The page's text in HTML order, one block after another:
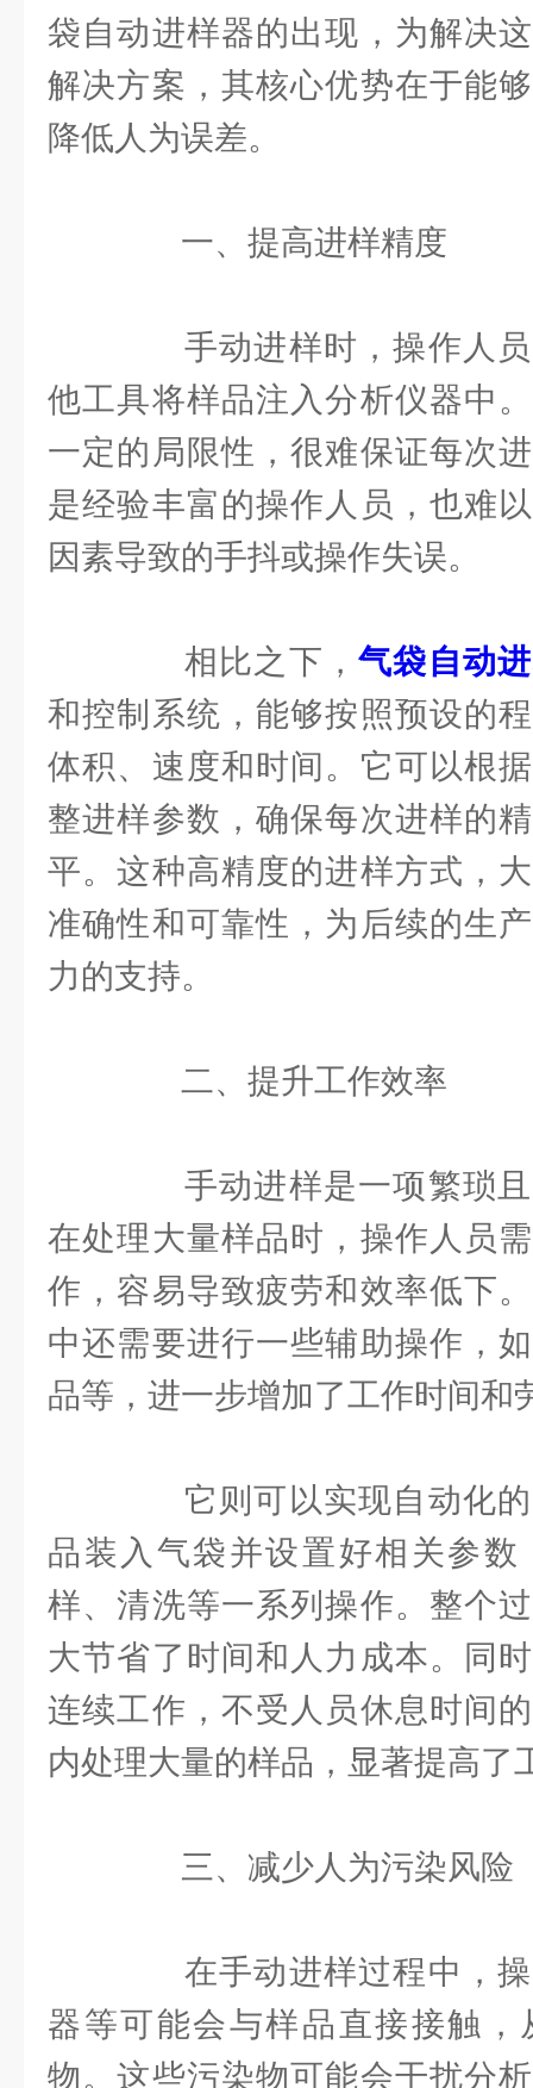
袋自动进样器的出现，为解决
解决方案，其核心优势在于能
降低人为误差。
一、提高进样精度
手动进样时，操作人员
他工具将样品注入分析仪器中
一定的局限性，很难保证每次
是经验丰富的操作人员，也难
因素导致的手抖或操作失误。
相比之下，气袋自动
和控制系统，能够按照预设的
体积、速度和时间。它可以根
整进样参数，确保每次进样的
平。这种高精度的进样方式，
准确性和可靠性，为后续的生
力的支持。
二、提升工作效率
手动进样是一项繁琐且
在处理大量样品时，操作人员
作，容易导致疲劳和效率低下
中还需要进行一些辅助操作，
品等，进一步增加了工作时间和
它则可以实现自动化的
品装入气袋并设置好相关参
样、清洗等一系列操作。整个
大节省了时间和人力成本。同
连续工作，不受人员休息时间
内处理大量的样品，显著提高了
三、减少人为污染风险
在手动进样过程中，操
器等可能会与样品直接接触
物。这些污染物可能会干扰分